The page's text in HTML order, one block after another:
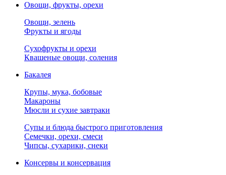
Овощи, фрукты, орехи
Овощи, зелень
Фрукты и ягоды
Сухофрукты и орехи
Квашеные овощи, соления
Бакалея
Крупы, мука, бобовые
Макароны
Мюсли и сухие завтраки
Супы и блюда быстрого приготовления
Семечки, орехи, смеси
Чипсы, сухарики, снеки
Консервы и консервация